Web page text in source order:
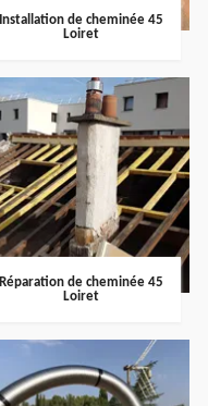
Installation de cheminée 45
Loiret
Réparation de cheminée 45
Loiret